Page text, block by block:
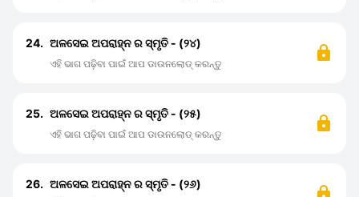
24. ଅଳସେଇ ଅପରାହ୍ନ ର ସ୍ମୃତି - (୨୪)
ଏହି ଭାଗ ପଢ଼ିବା ପାଇଁ ଆପ ଡାଉନଲୋଡ୍ କରନ୍ତୁ
25. ଅଳସେଇ ଅପରାହ୍ନ ର ସ୍ମୃତି - (୨୫)
ଏହି ଭାଗ ପଢ଼ିବା ପାଇଁ ଆପ ଡାଉନଲୋଡ୍ କରନ୍ତୁ
26. ଅଳସେଇ ଅପରାହ୍ନ ର ସ୍ମୃତି - (୨୬)